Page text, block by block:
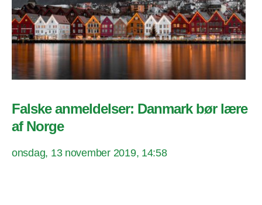
Falske anmeldelser: Danmark bør lære
af Norge
onsdag, 13 november 2019, 14:58